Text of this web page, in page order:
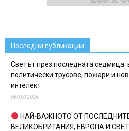
Последни публикации
Светът през последната седмица:
политически трусове, пожари и
интелект
06/08/2026
НАЙ-ВАЖНОТО ОТ
ВЕЛИКОБРИТАНИЯ, ЕВРОПА И